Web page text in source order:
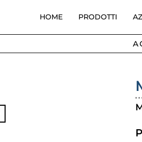
HOME PRODOTTI